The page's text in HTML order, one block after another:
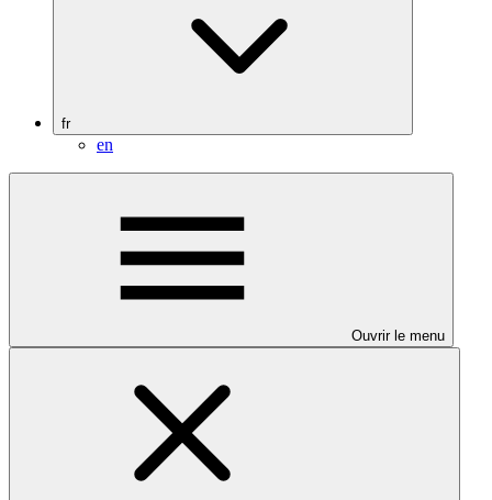
fr
en
Ouvrir le menu